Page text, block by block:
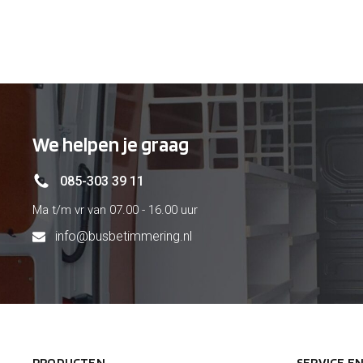
We helpen je graag
085-303 39 11
Ma t/m vr van 07.00 - 16.00 uur
info@busbetimmering.nl